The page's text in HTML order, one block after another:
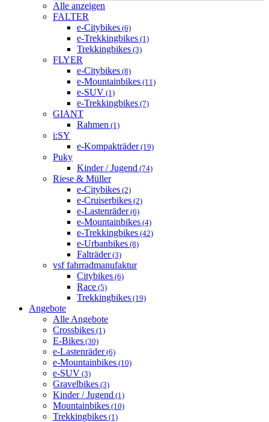
Alle anzeigen
FALTER
e-Citybikes (6)
e-Trekkingbikes (1)
Trekkingbikes (3)
FLYER
e-Citybikes (8)
e-Mountainbikes (11)
e-SUV (1)
e-Trekkingbikes (7)
GIANT
Rahmen (1)
i:SY
e-Kompakträder(19)
Puky
Kinder / Jugend (74)
Riese & Müller
e-Citybikes (2)
e-Cruiserbikes (2)
e-Lastenräder(6)
e-Mountainbikes (4)
e-Trekkingbikes (42)
e-Urbanbikes (8)
Falträder(3)
vsf fahrradmanufaktur
Citybikes (6)
Race (5)
Trekkingbikes (19)
Angebote
Alle Angebote
Crossbikes (1)
E-Bikes (30)
e-Lastenräder(6)
e-Mountainbikes (10)
e-SUV (3)
Gravelbikes (3)
Kinder / Jugend (1)
Mountainbikes (10)
Trekkingbikes (1)